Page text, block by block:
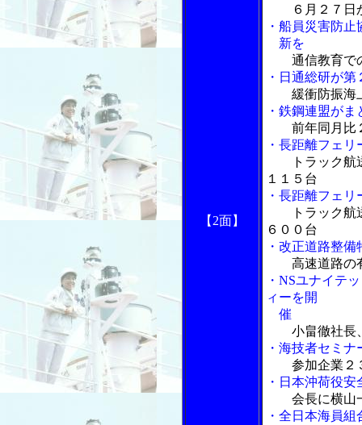
【2面】
６月２７
・船員災害防
新を
通信教育で
・日通総研が
緩衝防振海
・鉄鋼連盟が
前年同月比
・長距離フェ
トラック
１１５台
・長距離フェ
トラック
６００台
・改正道路整
高速道路の
・NSユナイテ
ィーを開
催
小畠徹社長
・海技者セミ
参加企業２
・日本沖荷役
会長に横山
・全日本海員